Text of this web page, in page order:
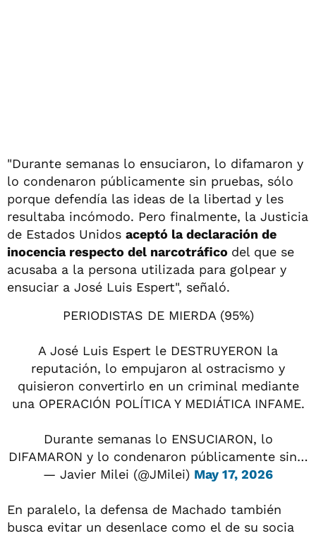
"Durante semanas lo ensuciaron, lo difamaron y
lo condenaron públicamente sin pruebas, sólo
porque defendía las ideas de la libertad y les
resultaba incómodo. Pero finalmente, la Justicia
de Estados Unidos aceptó la declaración de
inocencia respecto del narcotráfico del que se
acusaba a la persona utilizada para golpear y
ensuciar a José Luis Espert", señaló.
PERIODISTAS DE MIERDA (95%)
A José Luis Espert le DESTRUYERON la
reputación, lo empujaron al ostracismo y
quisieron convertirlo en un criminal mediante
una OPERACIÓN POLÍTICA Y MEDIÁTICA INFAME.
Durante semanas lo ENSUCIARON, lo
DIFAMARON y lo condenaron públicamente sin…
— Javier Milei (@JMilei) May 17, 2026
En paralelo, la defensa de Machado también
busca evitar un desenlace como el de su socia